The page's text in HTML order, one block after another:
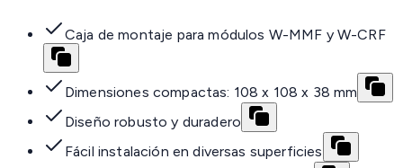
Caja de montaje para módulos W-MMF y W-CRF
Dimensiones compactas: 108 x 108 x 38 mm
Diseño robusto y duradero
Fácil instalación en diversas superficies